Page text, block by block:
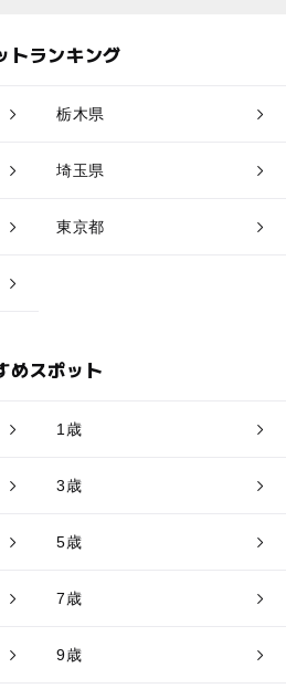
トランキング
栃木県
埼玉県
東京都
めスポット
1歳
3歳
5歳
7歳
9歳